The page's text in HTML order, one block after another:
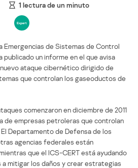
1 lectura de un minuto
Emergencias de Sistemas de Control
publicado un informe en el que avisa
ataque cibernético dirigido de
que controlan los gaseoductos de
comenzaron en diciembre de 2011
de empresas petroleras que controlan
Departamento de Defensa de los
agencias federales están
que el ICS-CERT está ayudando
mitigar los daños y crear estrategias